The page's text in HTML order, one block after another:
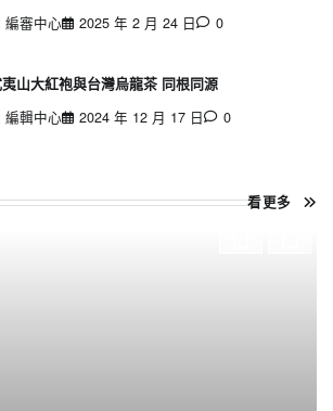
編審中心
2025 年 2 月 24 日 0
山大紅袍與台灣烏龍茶 同根同源
編輯中心
2024 年 12 月 17 日 0
看更多